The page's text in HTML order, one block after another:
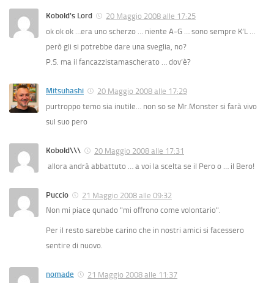
Kobold's Lord
20 Maggio 2008 alle 17:25
ok ok ok …era uno scherzo … niente A-G … sono sempre K’L …
però gli si potrebbe dare una sveglia, no?
P.S. ma il fancazzistamascherato … dov’è?
Mitsuhashi
20 Maggio 2008 alle 17:29
purtroppo temo sia inutile… non so se Mr.Monster si farà vivo
sul suo pero
Kobold\\\
20 Maggio 2008 alle 17:31
allora andrà abbattuto … a voi la scelta se il Pero o … il Bero!
Puccio
21 Maggio 2008 alle 09:32
Non mi piace qunado "mi offrono come volontario".
Per il resto sarebbe carino che in nostri amici si facessero
sentire di nuovo.
nomade
21 Maggio 2008 alle 11:37